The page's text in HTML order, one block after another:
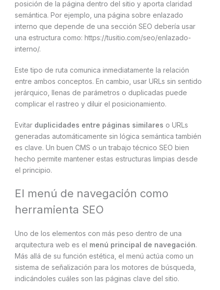
posición de la página dentro del sitio y aporta claridad
semántica. Por ejemplo, una página sobre enlazado
interno que depende de una sección SEO debería usar
una estructura como: https://tusitio.com/seo/enlazado-
interno/.
Este tipo de ruta comunica inmediatamente la relación
entre ambos conceptos. En cambio, usar URLs sin sentido
jerárquico, llenas de parámetros o duplicadas puede
complicar el rastreo y diluir el posicionamiento.
Evitar duplicidades entre páginas similares o URLs
generadas automáticamente sin lógica semántica también
es clave. Un buen CMS o un trabajo técnico SEO bien
hecho permite mantener estas estructuras limpias desde
el principio.
El menú de navegación como
herramienta SEO
Uno de los elementos con más peso dentro de una
arquitectura web es el menú principal de navegación.
Más allá de su función estética, el menú actúa como un
sistema de señalización para los motores de búsqueda,
indicándoles cuáles son las páginas clave del sitio.